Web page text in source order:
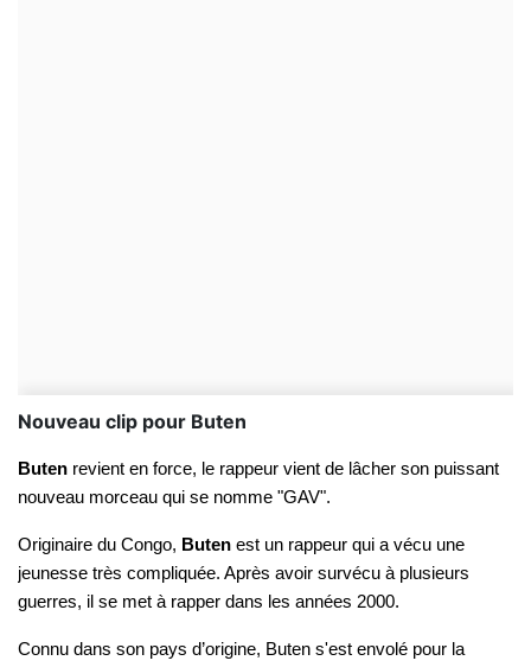
Nouveau clip pour Buten
Buten revient en force, le rappeur vient de lâcher son puissant
nouveau morceau qui se nomme "GAV".
Originaire du Congo, Buten est un rappeur qui a vécu une
jeunesse très compliquée. Après avoir survécu à plusieurs
guerres, il se met à rapper dans les années 2000.
Connu dans son pays d’origine, Buten s'est envolé pour la